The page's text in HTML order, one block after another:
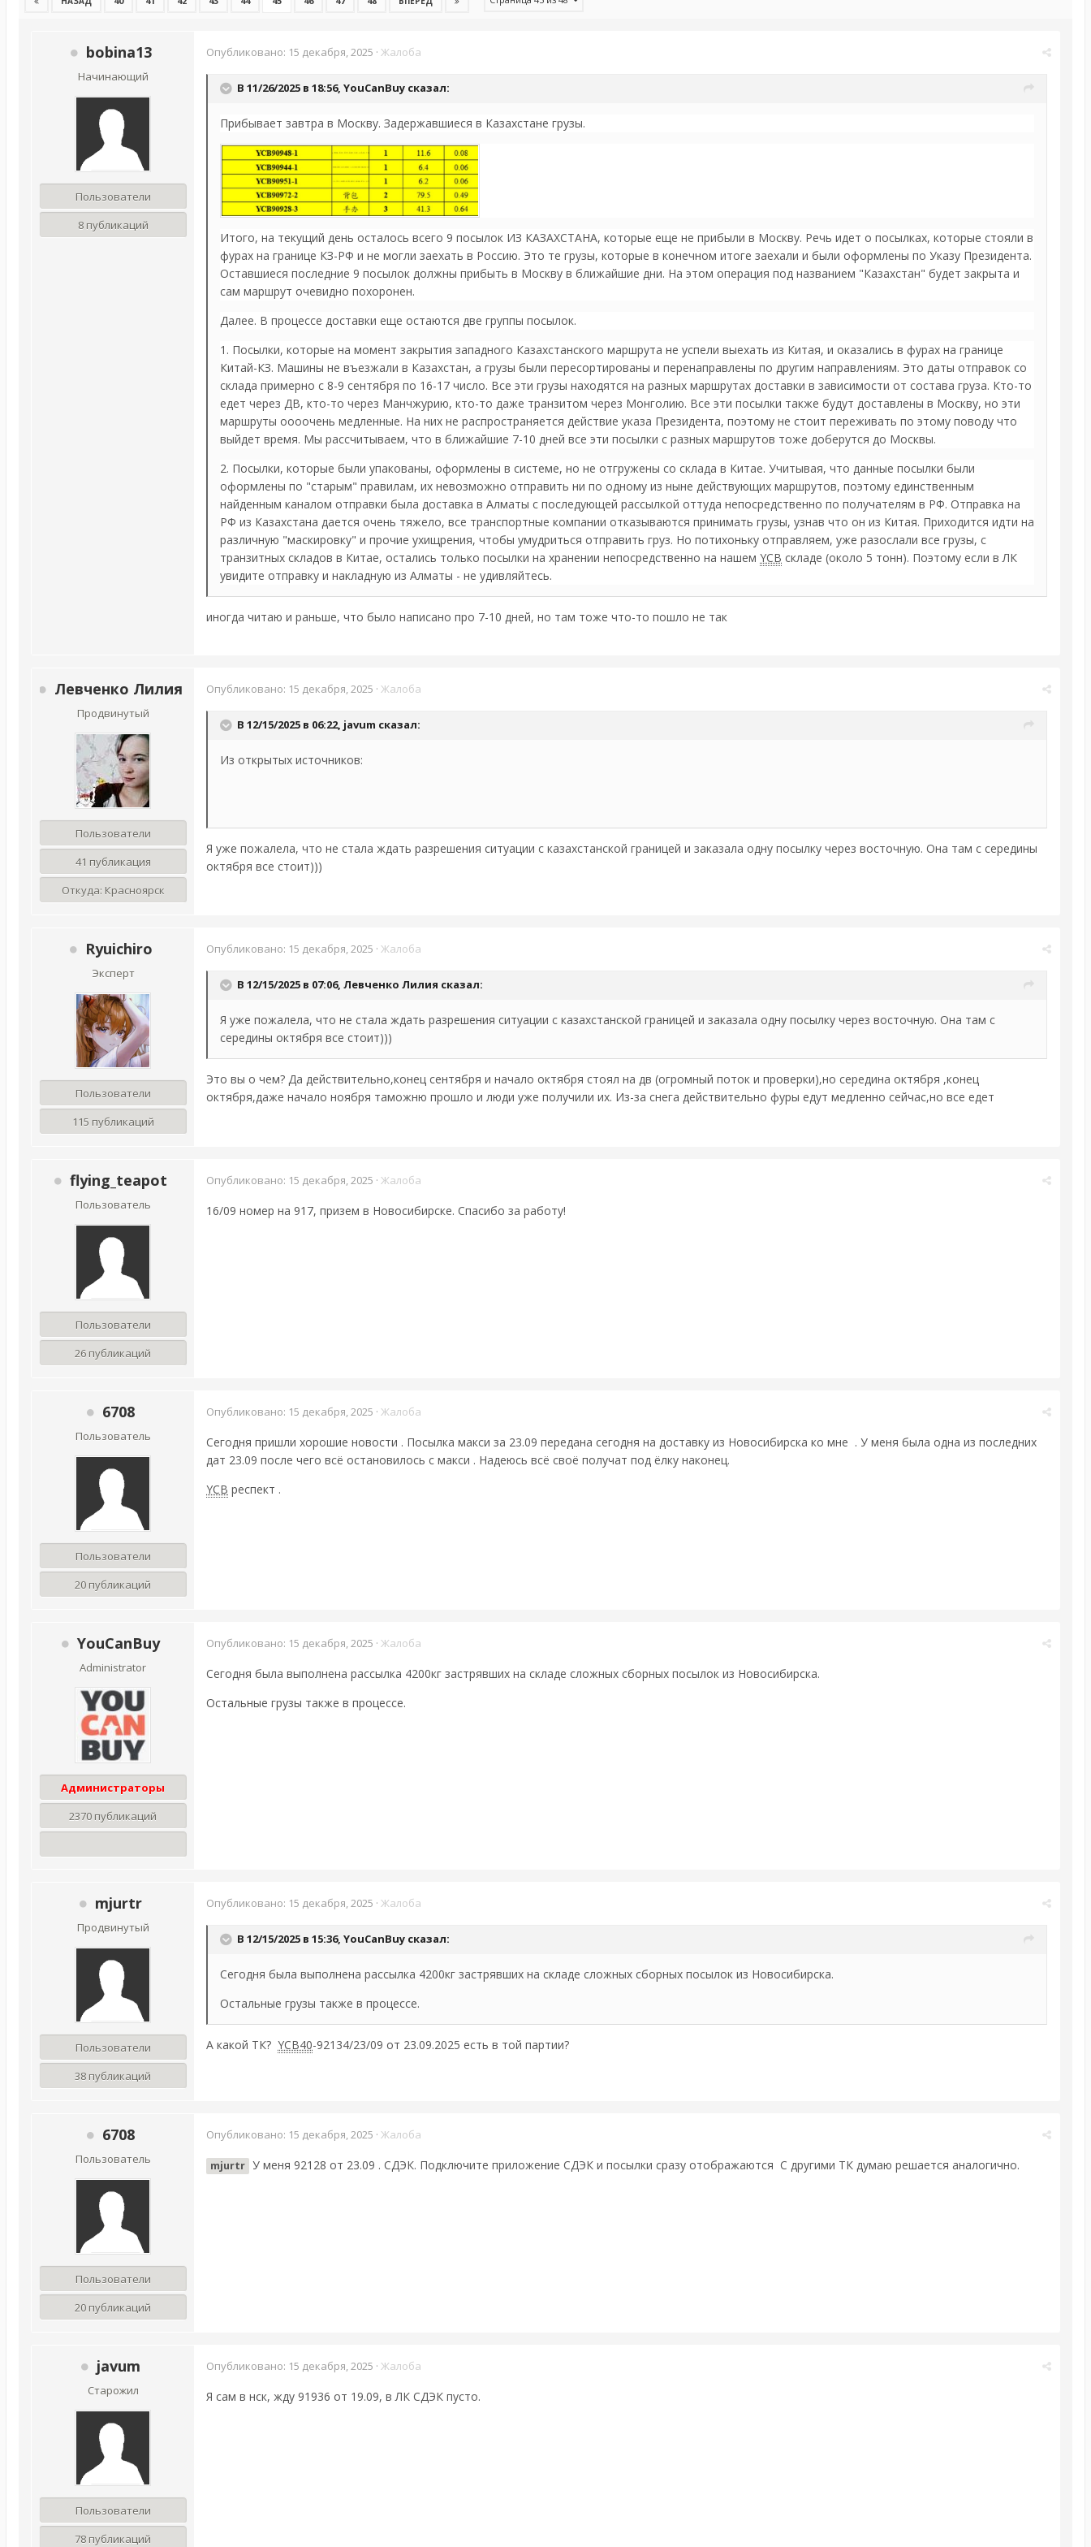
bobina13
Начинающий
Пользователи
8 публикаций
Опубликовано: 15 декабря, 2025 · Жалоба
В 11/26/2025 в 18:56, YouCanBuy сказал:
Прибывает завтра в Москву. Задержавшиеся в Казахстане грузы.
Итого, на текущий день осталось всего 9 посылок ИЗ КАЗАХСТАНА, которые еще не прибыли в Москву. Речь идет о посылках, которые стояли в
фурах на границе КЗ-РФ и не могли заехать в Россию. Это те грузы, которые в конечном итоге заехали и были оформлены по Указу Президента.
Оставшиеся последние 9 посылок должны прибыть в Москву в ближайшие дни. На этом операция под названием "Казахстан" будет закрыта и
сам маршрут очевидно похоронен.
Далее. В процессе доставки еще остаются две группы посылок.
1. Посылки, которые на момент закрытия западного Казахстанского маршрута не успели выехать из Китая, и оказались в фурах на границе
Китай-КЗ. Машины не въезжали в Казахстан, а грузы были пересортированы и перенаправлены по другим направлениям. Это даты отправок со
склада примерно с 8-9 сентября по 16-17 число. Все эти грузы находятся на разных маршрутах доставки в зависимости от состава груза. Кто-то
едет через ДВ, кто-то через Манчжурию, кто-то даже транзитом через Монголию. Все эти посылки также будут доставлены в Москву, но эти
маршруты оооочень медленные. На них не распространяется действие указа Президента, поэтому не стоит переживать по этому поводу что
выйдет время. Мы рассчитываем, что в ближайшие 7-10 дней все эти посылки с разных маршрутов тоже доберутся до Москвы.
2. Посылки, которые были упакованы, оформлены в системе, но не отгружены со склада в Китае. Учитывая, что данные посылки были
оформлены по "старым" правилам, их невозможно отправить ни по одному из ныне действующих маршрутов, поэтому единственным
найденным каналом отправки была доставка в Алматы с последующей рассылкой оттуда непосредственно по получателям в РФ. Отправка на
РФ из Казахстана дается очень тяжело, все транспортные компании отказываются принимать грузы, узнав что он из Китая. Приходится идти на
различную "маскировку" и прочие ухищрения, чтобы умудриться отправить груз. Но потихоньку отправляем, уже разослали все грузы, с
транзитных складов в Китае, остались только посылки на хранении непосредственно на нашем YCB складе (около 5 тонн). Поэтому если в ЛК
увидите отправку и накладную из Алматы - не удивляйтесь.
иногда читаю и раньше, что было написано про 7-10 дней, но там тоже что-то пошло не так
Левченко Лилия
Продвинутый
Пользователи
41 публикация
Откуда: Красноярск
Опубликовано: 15 декабря, 2025 · Жалоба
В 12/15/2025 в 06:22, javum сказал:
Из открытых источников:
Я уже пожалела, что не стала ждать разрешения ситуации с казахстанской границей и заказала одну посылку через восточную. Она там с середины
октября все стоит)))
Ryuichiro
Эксперт
Пользователи
115 публикаций
Опубликовано: 15 декабря, 2025 · Жалоба
В 12/15/2025 в 07:06, Левченко Лилия сказал:
Я уже пожалела, что не стала ждать разрешения ситуации с казахстанской границей и заказала одну посылку через восточную. Она там с
середины октября все стоит)))
Это вы о чем? Да действительно,конец сентября и начало октября стоял на дв (огромный поток и проверки),но середина октября ,конец
октября,даже начало ноября таможню прошло и люди уже получили их. Из-за снега действительно фуры едут медленно сейчас,но все едет
flying_teapot
Пользователь
Пользователи
26 публикаций
Опубликовано: 15 декабря, 2025 · Жалоба
16/09 номер на 917, призем в Новосибирске. Спасибо за работу!
6708
Пользователь
Пользователи
20 публикаций
Опубликовано: 15 декабря, 2025 · Жалоба
Сегодня пришли хорошие новости . Посылка макси за 23.09 передана сегодня на доставку из Новосибирска ко мне . У меня была одна из последних
дат 23.09 после чего всё остановилось с макси . Надеюсь всё своё получат под ёлку наконец.
YCB респект .
YouCanBuy
Administrator
Администраторы
2370 публикаций
Опубликовано: 15 декабря, 2025 · Жалоба
Сегодня была выполнена рассылка 4200кг застрявших на складе сложных сборных посылок из Новосибирска.
Остальные грузы также в процессе.
mjurtr
Продвинутый
Пользователи
38 публикаций
Опубликовано: 15 декабря, 2025 · Жалоба
В 12/15/2025 в 15:36, YouCanBuy сказал:
Сегодня была выполнена рассылка 4200кг застрявших на складе сложных сборных посылок из Новосибирска.
Остальные грузы также в процессе.
А какой ТК? YCB40-92134/23/09 от 23.09.2025 есть в той партии?
6708
Пользователь
Пользователи
20 публикаций
Опубликовано: 15 декабря, 2025 · Жалоба
mjurtr У меня 92128 от 23.09 . СДЭК. Подключите приложение СДЭК и посылки сразу отображаются С другими ТК думаю решается аналогично.
javum
Старожил
Пользователи
78 публикаций
Опубликовано: 15 декабря, 2025 · Жалоба
Я сам в нск, жду 91936 от 19.09, в ЛК СДЭК пусто.